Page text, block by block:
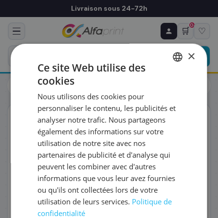
Livraison sous 24-72h
🛒
0
♡
Toners
Brother
ORIGINAL
♻ COMMANDE RÉCURRENTE
Prévoyez & économisez
Programmez votre prochain achat — notre équipe
vous prépare un devis personnalisé
RÉFÉRENCE DU PRODUIT
FRÉQUENCE
QUANTITÉ PAR LIVRAISON
DATE DE PREMIÈRE LIVRAISON SOUHAITÉE
×
Ce site Web utilise des
cookies
Nous utilisons des cookies pour
personnaliser le contenu, les publicités et
analyser notre trafic. Nous partageons
également des informations sur votre
utilisation de notre site avec nos
partenaires de publicité et d'analyse qui
peuvent les combiner avec d'autres
informations que vous leur avez fournies
ou qu'ils ont collectées lors de votre
utilisation de leurs services. Politique de
confidentialité